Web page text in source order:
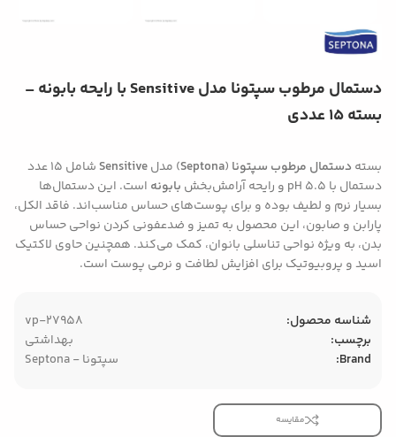
دستمال مرطوب سپتونا مدل Sensitive با رایحه بابونه –
بسته 15 عددی
بسته دستمال مرطوب سپتونا (
Septona) مدلSensitive
شامل 15 عدد
دستمال با pH 5.5 و رایحه آرامش‌بخش
بابونه است. این دستمال‌ها
بسیار نرم و لطیف بوده و برای پوست‌های حساس مناسب‌اند. فاقد الکل،
پارابن و صابون، این محصول به تمیز و ضدعفونی کردن نواحی حساس
بدن، به ویژه نواحی تناسلی بانوان، کمک می‌کند. همچنین حاوی لاکتیک
اسید و پروبیوتیک برای افزایش لطافت و نرمی پوست است.
شناسه محصول:
vp-27958
برچسب:
بهداشتی
Brand:
سپتونا - Septona
مقایسه